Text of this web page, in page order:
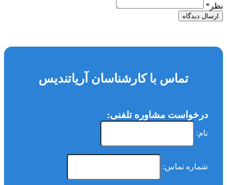
نظر *
ارسال دیدگاه
تماس با کارشناسان آریاتندیس
درخواست مشاوره تلفنی:
نام:
شماره تماس: